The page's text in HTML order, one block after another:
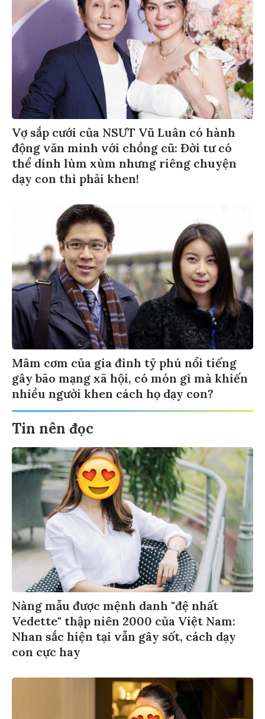
Vợ sắp cưới của NSƯT Vũ Luân có hành
động văn minh với chồng cũ: Đời tư có
thể dính lùm xùm nhưng riêng chuyện
dạy con thì phải khen!
Mâm cơm của gia đình tỷ phú nổi tiếng
gây bão mạng xã hội, có món gì mà khiến
nhiều người khen cách họ dạy con?
Tin nên đọc
Nàng mẫu được mệnh danh "đệ nhất
Vedette" thập niên 2000 của Việt Nam:
Nhan sắc hiện tại vẫn gây sốt, cách dạy
con cực hay